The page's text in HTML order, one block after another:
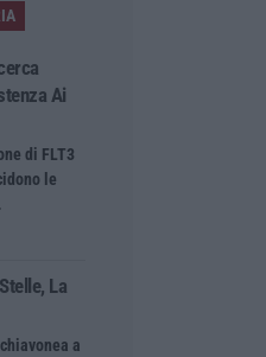
Ai
di FLT3
le
La
a